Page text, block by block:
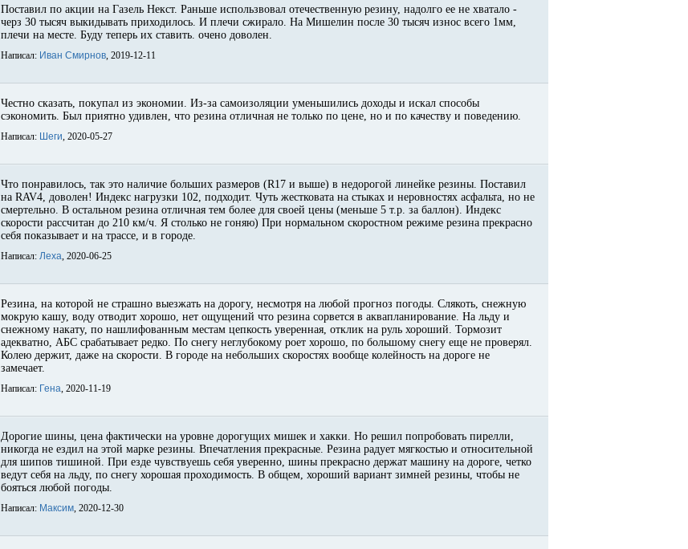
Поставил по акции на Газель Некст. Раньше использвовал отечественную резину, надолго ее не хватало -
черз 30 тысяч выкидывать приходилось. И плечи сжирало. На Мишелин после 30 тысяч износ всего 1мм,
плечи на месте. Буду теперь их ставить. очено доволен.
Написал: Иван Смирнов, 2019-12-11
Честно сказать, покупал из экономии. Из-за самоизоляции уменьшились доходы и искал способы
сэкономить. Был приятно удивлен, что резина отличная не только по цене, но и по качеству и поведению.
Написал: Шеги, 2020-05-27
Что понравилось, так это наличие больших размеров (R17 и выше) в недорогой линейке резины. Поставил
на RAV4, доволен! Индекс нагрузки 102, подходит. Чуть жестковата на стыках и неровностях асфальта, но не
смертельно. В остальном резина отличная тем более для своей цены (меньше 5 т.р. за баллон). Индекс
скорости рассчитан до 210 км/ч. Я столько не гоняю) При нормальном скоростном режиме резина прекрасно
себя показывает и на трассе, и в городе.
Написал: Леха, 2020-06-25
Резина, на которой не страшно выезжать на дорогу, несмотря на любой прогноз погоды. Слякоть, снежную
мокрую кашу, воду отводит хорошо, нет ощущений что резина сорвется в аквапланирование. На льду и
снежному накату, по нашлифованным местам цепкость уверенная, отклик на руль хороший. Тормозит
адекватно, АБС срабатывает редко. По снегу неглубокому роет хорошо, по большому снегу еще не проверял.
Колею держит, даже на скорости. В городе на небольших скоростях вообще колейность на дороге не
замечает.
Написал: Гена, 2020-11-19
Дорогие шины, цена фактически на уровне дорогущих мишек и хакки. Но решил попробовать пирелли,
никогда не ездил на этой марке резины. Впечатления прекрасные. Резина радует мягкостью и относительной
для шипов тишиной. При езде чувствуешь себя уверенно, шины прекрасно держат машину на дороге, четко
ведут себя на льду, по снегу хорошая проходимость. В общем, хороший вариант зимней резины, чтобы не
бояться любой погоды.
Написал: Максим, 2020-12-30